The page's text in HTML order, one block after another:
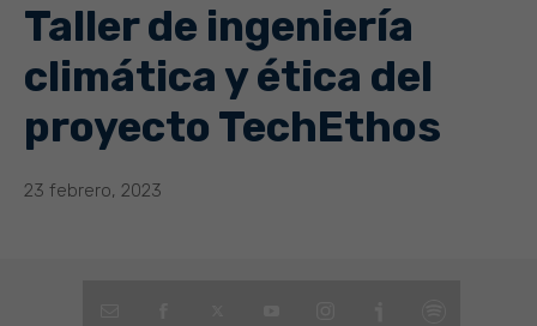
Taller de ingeniería
climática y ética del
proyecto TechEthos
23 febrero, 2023